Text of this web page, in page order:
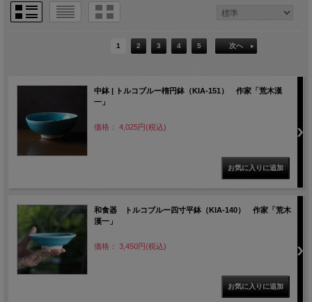
1 2 3 4 5 次へ
中鉢 | トルコブルー楕円鉢（KIA-151） 作家「荒木漢
一」
価格： 4,025円(税込)
和食器 トルコブルー四寸平鉢（KIA-140） 作家「荒木
漢一」
価格： 3,450円(税込)